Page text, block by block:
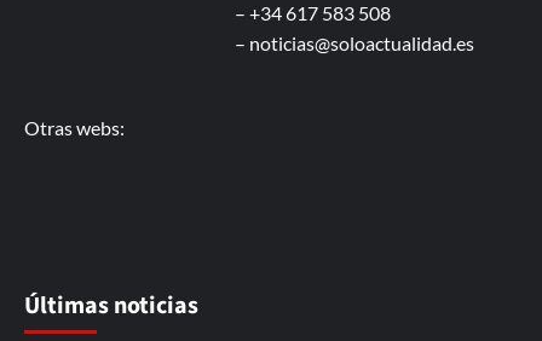
– +34 617 583 508
– noticias@soloactualidad.es
Otras webs:
Últimas noticias